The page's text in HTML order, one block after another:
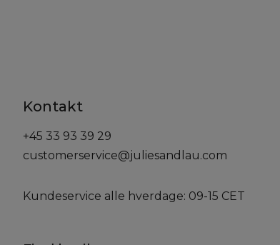
Kontakt
+45 33 93 39 29
customerservice@juliesandlau.com
Kundeservice alle hverdage: 09-15 CET